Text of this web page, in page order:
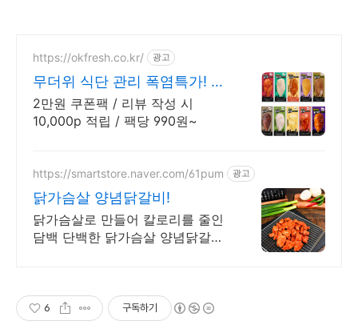
https://okfresh.co.kr/ 광고
무더위 식단 관리 폭염특가! 신
규회원 1만원 쿠폰팩 지급
2만원 쿠폰팩 / 리뷰 작성 시
10,000p 적립 / 팩당 990원~
https://smartstore.naver.com/61pum 광고
닭가슴살 양념닭갈비!
닭가슴살로 만들어 칼로리를 줄인
담백 단백한 닭가슴살 양념닭갈비!
6 구독하기